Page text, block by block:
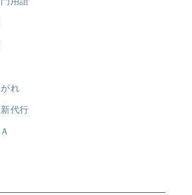
れ
代行